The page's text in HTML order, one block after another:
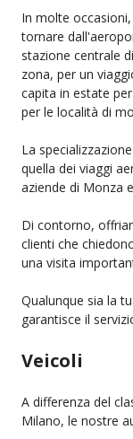
In molte
tornare
stazione centrale
zona, per un
capita in estate
per le località di
La
quella dei viaggi
aziende di Monza
Di contorno,
clienti che
una visita
Qualunque sia la
garantisce il
Veicoli
A differenza del
Milano, le nostre